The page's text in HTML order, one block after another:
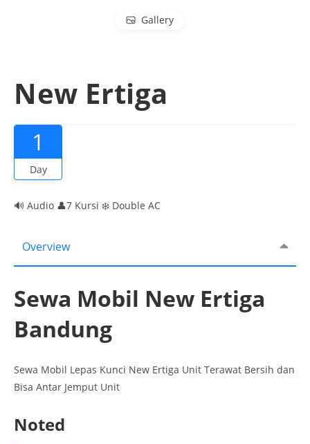
Gallery
New Ertiga
1
Day
🔊 Audio 👤7 Kursi ❄️ Double AC
Overview
Sewa Mobil New Ertiga
Bandung
Sewa Mobil Lepas Kunci New Ertiga Unit Terawat Bersih dan
Bisa Antar Jemput Unit
Noted